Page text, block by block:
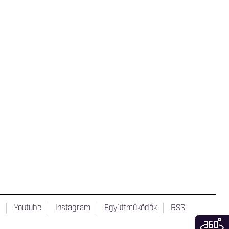
Youtube Instagram Együttműködők RSS